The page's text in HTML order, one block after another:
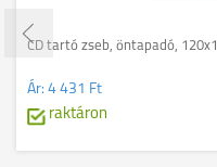
CD tartó zseb, öntapadó,
Ár: 4 431 Ft
raktáron